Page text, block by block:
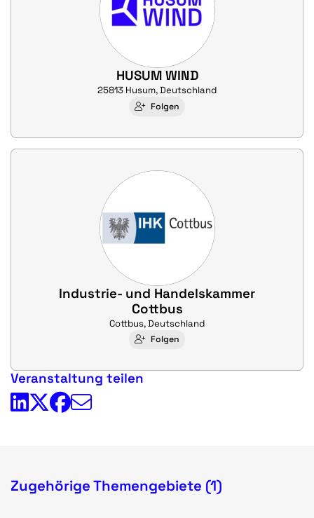
HUSUM WIND
25813 Husum, Deutschland
Folgen
Industrie- und Handelskammer
Cottbus
Cottbus, Deutschland
Folgen
Veranstaltung teilen
Zugehörige Themengebiete (1)